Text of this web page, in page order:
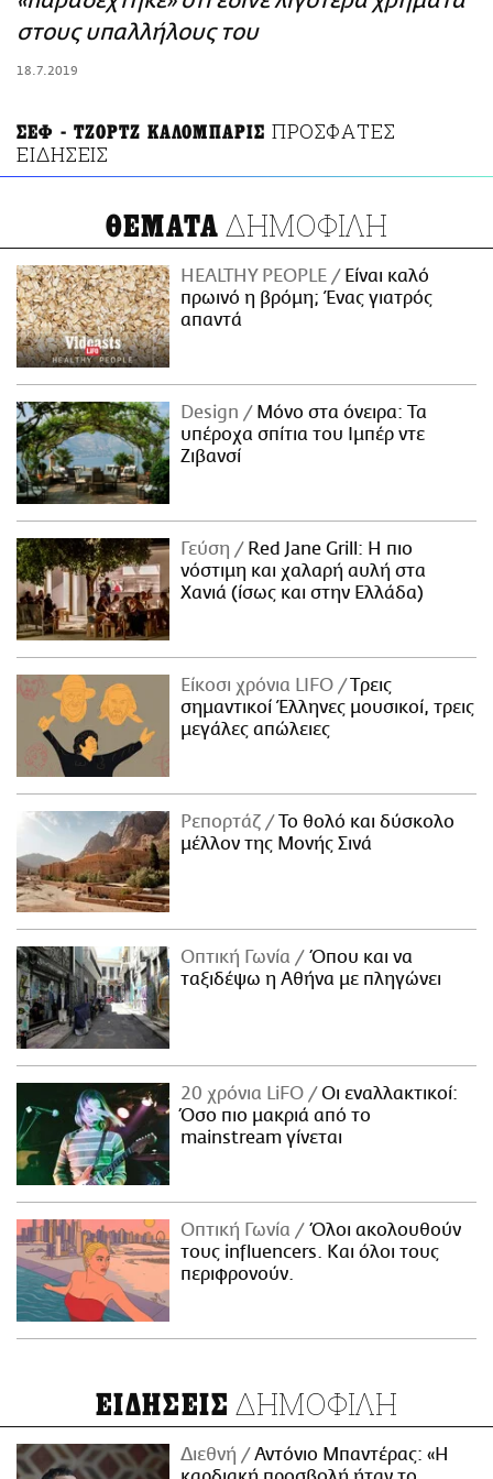
ΑΜΠΑ
στους υπαλλήλους του
18.7.2019
ΣΕΦ - ΤΖΟΡΤΖ ΚΑΛΟΜΠΑΡΙΣ ΠΡΟΣΦΑΤΕΣ
ΕΙΔΗΣΕΙΣ
ΘΕΜΑΤΑ ΔΗΜΟΦΙΛΗ
HEALTHY PEOPLE
Είναι καλό
πρωινό η βρόμη; Ένας γιατρός
απαντά
Design
Μόνο στα όνειρα: Τα
υπέροχα σπίτια του Ιμπέρ ντε
Ζιβανσί
Γεύση
Red Jane Grill: Η πιο
νόστιμη και χαλαρή αυλή στα
Χανιά (ίσως και στην Ελλάδα)
Είκοσι χρόνια LIFO
Tρεις
σημαντικοί Έλληνες μουσικοί, τρεις
μεγάλες απώλειες
Ρεπορτάζ
Το θολό και δύσκολο
μέλλον της Μονής Σινά
Οπτική Γωνία
Όπου και να
ταξιδέψω η Αθήνα με πληγώνει
20 χρόνια LiFO
Οι εναλλακτικοί:
Όσο πιο μακριά από το
mainstream γίνεται
Οπτική Γωνία
Όλοι ακολουθούν
τους influencers. Και όλοι τους
περιφρονούν.
ΕΙΔΗΣΕΙΣ ΔΗΜΟΦΙΛΗ
Διεθνή
Αντόνιο Μπαντέρας: «Η